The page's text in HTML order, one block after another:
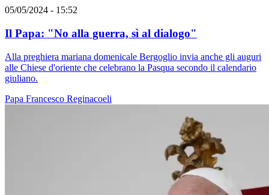
05/05/2024 - 15:52
Il Papa: "No alla guerra, sì al dialogo"
Alla preghiera mariana domenicale Bergoglio invia anche gli auguri
alle Chiese d'oriente che celebrano la Pasqua secondo il calendario
giuliano.
Papa Francesco Reginacoeli